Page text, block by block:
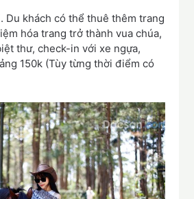
Du khách có thể thuê thêm trang
hóa trang trở thành vua chúa,
thư, check-in với xe ngựa,
150k (Tùy từng thời điểm có